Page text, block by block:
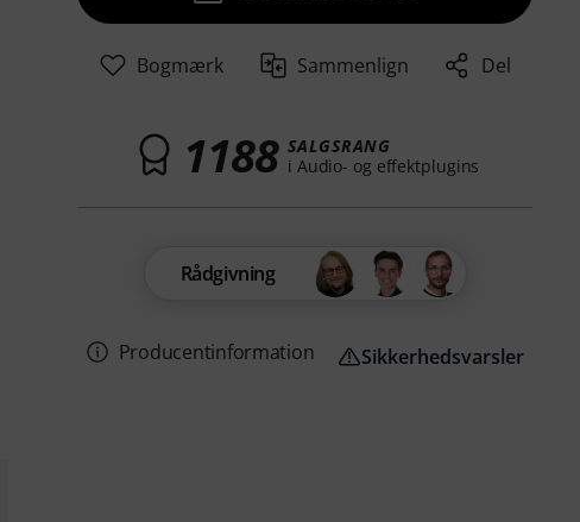
Bogmærk Sammenlign Del
1188 SALGSRANG
i Audio- og effektplugins
Rådgivning
Producentinformation Sikkerhedsvarsler